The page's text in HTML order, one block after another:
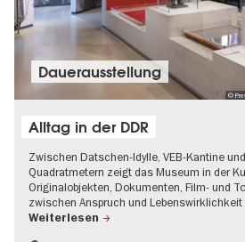
©
Dauer­aus­stel­lung
Alltag in der DDR
Zwischen Datschen-Idylle, VEB-Kantine
Quadratmetern zeigt das Museum in der
Originalobjekten, Dokumenten, Film- und
zwischen Anspruch und Lebenswirklichkeit
Weiterlesen